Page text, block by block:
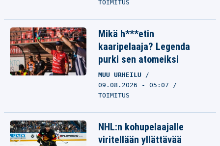
TOIMITUS
Mikä h***etin
kaaripelaaja? Legenda
purki sen atomeiksi
MUU URHEILU
09.08.2026 - 05:07
TOIMITUS
NHL:n kohupelaajalle
viritellään yllättävää